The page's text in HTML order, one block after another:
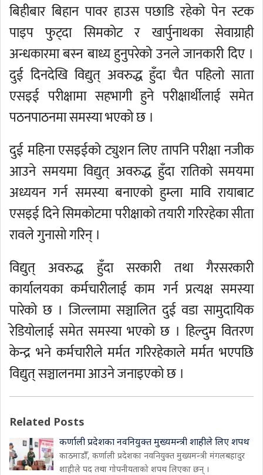
बिहीबार बिहान पावर हाउस पछाडि रहेको पेन स्टक
पाइप फुट्दा सिमकोट र खार्पुनाथका सेवाग्राही
अन्धकारमा बस्न बाध्य हुनुपरेको उनले जानकारी दिए ।
दुई दिनदेखि विद्युत् अवरुद्ध हुँदा चैत पहिलो साता
एसइई परीक्षामा सहभागी हुने परीक्षार्थीलाई समेत
पठनपाठनमा समस्या भएको छ ।
दुई महिना एसइईको ट्युशन लिए तापनि परीक्षा नजीक
आउने समयमा विद्युत् अवरुद्ध हुँदा रातिको समयमा
अध्ययन गर्न समस्या बनाएको हुम्ला मावि रायाबाट
एसइई दिने सिमकोटमा परीक्षाको तयारी गरिरहेका सीता
रावले गुनासो गरिन् ।
विद्युत् अवरुद्ध हुँदा सरकारी तथा गैरसरकारी
कार्यालयका कर्मचारीलाई काम गर्न प्रत्यक्ष समस्या
पारेको छ । जिल्लामा सञ्चालित दुई वडा सामुदायिक
रेडियोलाई समेत समस्या भएको छ । हिल्दुम वितरण
केन्द्र भने कर्मचारीले मर्मत गरिरहेकाले मर्मत भएपछि
विद्युत् सञ्चालनमा आउने जनाइएको छ ।
Related Posts
कर्णाली प्रदेशका नवनियुक्त मुख्यमन्त्री शाहीले लिए शपथ
काठमाडौँ, कर्णाली प्रदेशका नवनियुक्त मुख्यमन्त्री मंगलबहादुर
शाहीले पद तथा गोपनीयताको शपथ लिएका छन् ।